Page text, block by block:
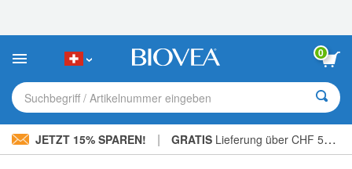
Sie:
Website
ein
Barrierefreiheitssystem.
0
Suchbegriff / Artikelnummer eingeben
JETZT 15% SPAREN! | GRATIS Lieferung über CHF 56.00 »